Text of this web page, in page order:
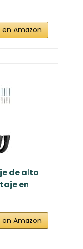
Amazon
de alto
en
Amazon